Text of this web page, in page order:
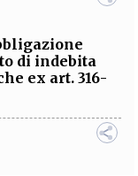
di indebita
ex art. 316-